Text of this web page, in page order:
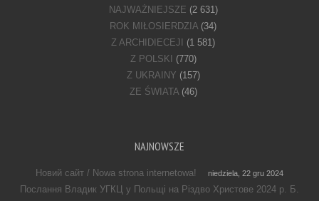
NAJWAŻNIEJSZE (2 631)
ROK MIŁOSIERDZIA(34)
Z ARCHIDIECEJI
(1 581)
Z POLSKI
(770)
Z UKRAINY (157)
ZE ŚWIATA(46)
NAJNOWSZE
Новий сайт / Nowa strona internetowa! niedziela, 22 gru 2024
Послання Владик УГКЦ у Польщі на Різдво Христове 2024 р. Б.